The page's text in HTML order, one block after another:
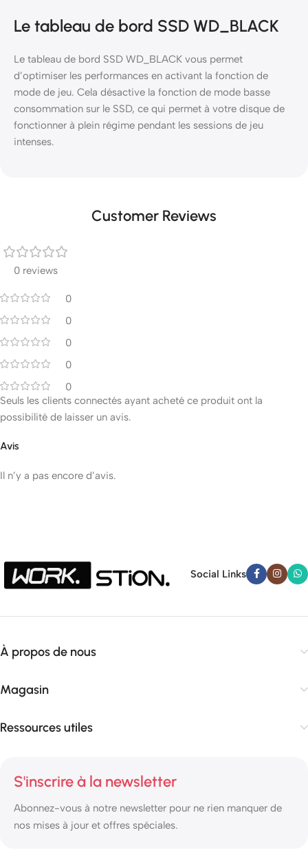
Le tableau de bord SSD WD_BLACK
Le tableau de bord SSD WD_BLACK vous permet
d’optimiser les performances en activant la fonction de
mode de jeu. Cela désactive la fonction de mode basse
consommation sur le SSD, ce qui permet à votre disque de
fonctionner à plein régime pendant les sessions de jeu
intenses.
Customer Reviews
0 reviews
0
0
0
0
0
Avis
Il n’y a pas encore d’avis.
Seuls les clients connectés ayant acheté ce produit ont la
possibilité de laisser un avis.
Social Links
À propos de nous
Magasin
Ressources utiles
S'inscrire à la newsletter
Abonnez-vous à notre newsletter pour ne rien manquer de
nos mises à jour et offres spéciales.